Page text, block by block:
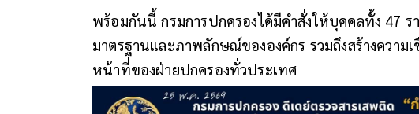
พร้อมกันนี้ กรมการปกครองได้มีคำสั่งให้บุคคลทั้ง 47
มาตรฐานและภาพลักษณ์ขององค์กร รวมถึงสร้างควา
หน้าที่ของฝ่ายปกครองทั่วประเทศ